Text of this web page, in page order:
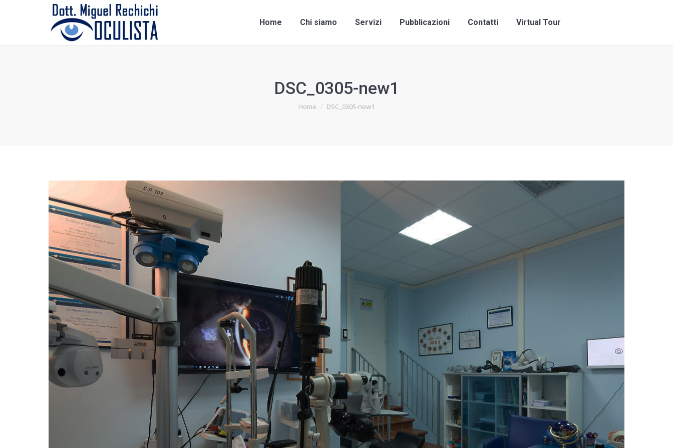
Home Chi siamo Servizi Pubblicazioni Contatti Virtual Tour
DSC_0305-new1
Tu sei qui:
Home DSC_0305-new1
Home Chi siamo Servizi Pubblicazioni Contatti Virtual Tour